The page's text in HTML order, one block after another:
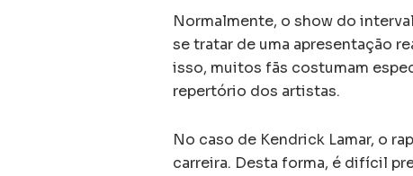
Normalmente, o show do
se tratar de uma apresentação
isso, muitos fãs costumam
repertório dos artistas.
No caso de Kendrick Lamar, o
carreira. Desta forma, é difícil